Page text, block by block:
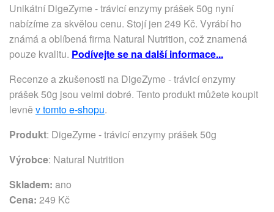
Unikátní DigeZyme - trávicí enzymy prášek 50g nyní
nabízíme za skvělou cenu. Stojí jen 249 Kč. Vyrábí ho
známá a oblíbená firma Natural Nutrition, což znamená
pouze kvalitu. Podívejte se na další informace...
Recenze a zkušenosti na DigeZyme - trávicí enzymy
prášek 50g jsou velmi dobré. Tento produkt můžete koupit
levně v tomto e-shopu.
Produkt: DigeZyme - trávicí enzymy prášek 50g
Výrobce: Natural Nutrition
Skladem: ano
Cena: 249 Kč